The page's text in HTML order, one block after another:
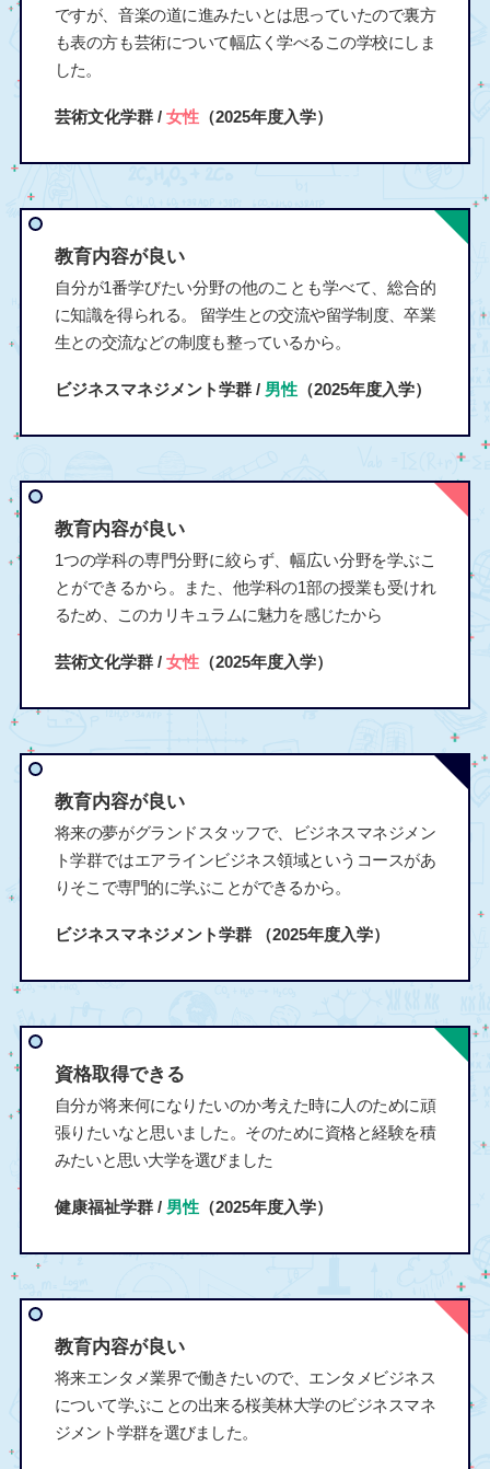
ですが、音楽の道に進みたいとは思っていたので裏方
も表の方も芸術について幅広く学べるこの学校にしま
した。
芸術文化学群 / 女性（2025年度入学）
教育内容が良い
自分が1番学びたい分野の他のことも学べて、総合的
に知識を得られる。 留学生との交流や留学制度、卒業
生との交流などの制度も整っているから。
ビジネスマネジメント学群 / 男性（2025年度入学）
教育内容が良い
1つの学科の専門分野に絞らず、幅広い分野を学ぶこ
とができるから。また、他学科の1部の授業も受けれ
るため、このカリキュラムに魅力を感じたから
芸術文化学群 / 女性（2025年度入学）
教育内容が良い
将来の夢がグランドスタッフで、ビジネスマネジメン
ト学群ではエアラインビジネス領域というコースがあ
りそこで専門的に学ぶことができるから。
ビジネスマネジメント学群 （2025年度入学）
資格取得できる
自分が将来何になりたいのか考えた時に人のために頑
張りたいなと思いました。そのために資格と経験を積
みたいと思い大学を選びました
健康福祉学群 / 男性（2025年度入学）
教育内容が良い
将来エンタメ業界で働きたいので、エンタメビジネス
について学ぶことの出来る桜美林大学のビジネスマネ
ジメント学群を選びました。